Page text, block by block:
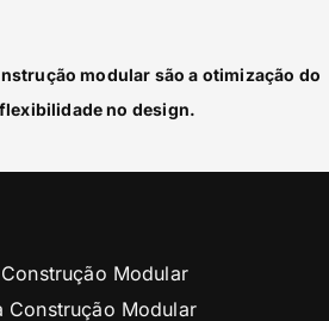
modular são a otimização do
no design.
Modular
Construção Modular